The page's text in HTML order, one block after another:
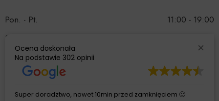
Pon. - Pt.
11:00 - 19:00
Sobota
Niedziela
Ocena doskonała
Na podstawie 302 opinii
Super doradztwo, nawet 10min przed zamknięciem 🙂